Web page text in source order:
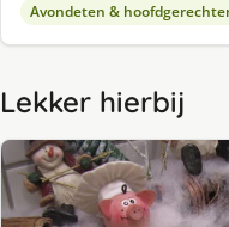
Avondeten &
Lekker hierbij